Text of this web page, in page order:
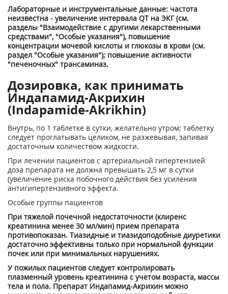
Лабораторные и инструментальные данные: частота
неизвестна - увеличение интервала QT на ЭКГ (см.
разделы "Взаимодействие с другими лекарственными
средствами", "Особые указания"), повышение
концентрации мочевой кислоты и глюкозы в крови (см.
раздел "Особые указания"); повышение активности
"печеночных" трансаминаз.
Дозировка, как принимать
Индапамид-Акрихин
(Indapamide-Akrikhin)
Внутрь, по 1 таблетке в сутки, желательно утром; таблетку
следует проглатывать целиком, не разжевывая, запивая
достаточным количеством жидкости.
При лечении пациентов с артериальной гипертензией
доза препарата не должна превышать 2,5 мг в сутки
(увеличение риска побочного действия без усиления
антигипертензивного эффекта.
Особые группы пациентов
При тяжелой почечной недостаточности (клиренс
креатинина менее 30 мл/мин) прием препарата
противопоказан. Тиазидные и тиазидоподобные диуретики
достаточно эффективны только при нормальной функции
почек или при минимальных нарушениях.
У пожилых пациентов следует контролировать
плазменный уровень креатинина с учетом возраста, массы
тела и пола. Препарат Индапамид-Акрихин можно